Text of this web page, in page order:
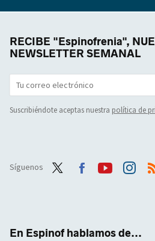
RECIBE "Espinofrenia",
NEWSLETTER SEMANAL
Suscribiéndote aceptas nuestra política de
Síguenos
En Espinof hablamos de...